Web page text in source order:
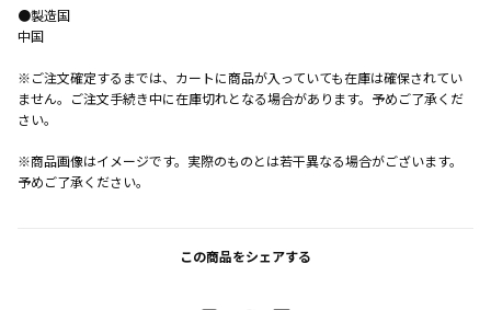
●製造国
中国
※ご注文確定するまでは、カートに商品が入っていても在庫は確保されてい
ません。ご注文手続き中に在庫切れとなる場合があります。予めご了承くだ
さい。
※商品画像はイメージです。実際のものとは若干異なる場合がございます。
予めご了承ください。
この商品をシェアする